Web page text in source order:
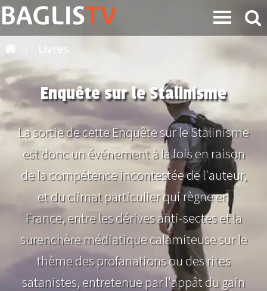
Livres
Enquête sur le Stalinisme
La sortie de cette Enquête sur le Stalinisme
est donc un événement à la fois en raison
de la compétence incontestée de l'auteur,
et du climat particulier qui règne en
France, entre les dérives anti-sectes et la
surenchère médiatique calamiteuse sur le
thème des profanations ou des rites
satanistes, entretenue par l'appât du gain